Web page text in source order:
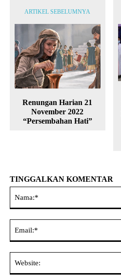
ARTIKEL SEBELUMNYA
Renungan Harian 21
November 2022
“Persembahan Hati”
TINGGALKAN KOMENTAR